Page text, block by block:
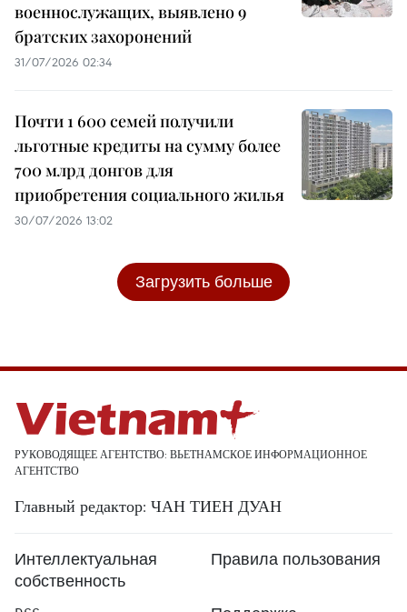
военнослужащих, выявлено 9
братских захоронений
31/07/2026 02:34
Почти 1 600 семей получили
льготные кредиты на сумму более
700 млрд донгов для
приобретения социального жилья
30/07/2026 13:02
Загрузить больше
РУКОВОДЯЩЕЕ АГЕНТСТВО: ВЬЕТНАМСКОЕ ИНФОРМАЦИОННОЕ
АГЕНТСТВО
Главный редактор: ЧАН ТИЕН ДУАН
Интеллектуальная
собственность
Правила пользования